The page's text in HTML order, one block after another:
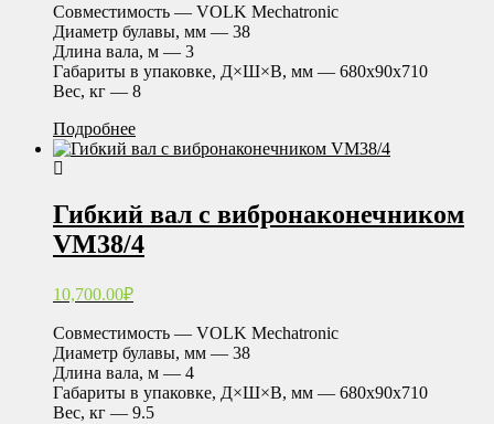
Совместимость — VOLK Mechatronic
Диаметр булавы, мм — 38
Длина вала, м — 3
Габариты в упаковке, Д×Ш×В, мм — 680х90х710
Вес, кг — 8
Подробнее
Гибкий вал с вибронаконечником
VM38/4
10,700.00₽
Совместимость — VOLK Mechatronic
Диаметр булавы, мм — 38
Длина вала, м — 4
Габариты в упаковке, Д×Ш×В, мм — 680х90х710
Вес, кг — 9.5